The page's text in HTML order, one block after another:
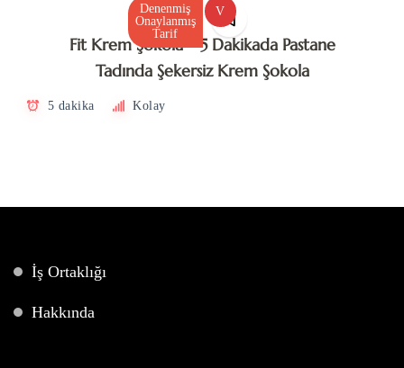
Denenmiş
Onaylanmış
Tarif
V
Fit Krem Şokola – 5 Dakikada Pastane
Tadında Şekersiz Krem Şokola
5 dakika Kolay
İş Ortaklığı
Hakkında